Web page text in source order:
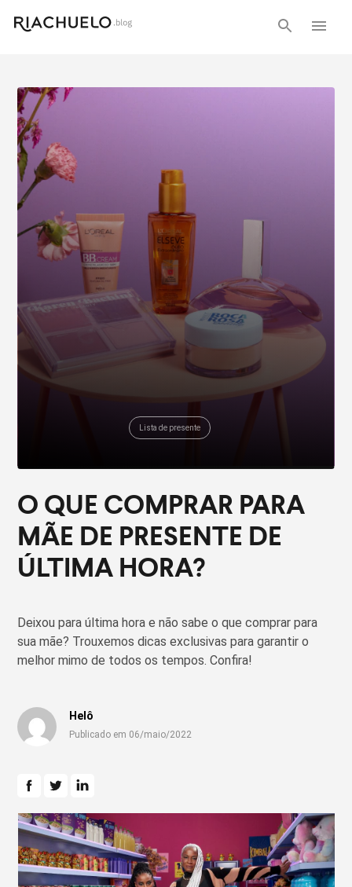
Lista de presente
O QUE COMPRAR PARA
MÃE DE PRESENTE DE
ÚLTIMA HORA?
Deixou para última hora e não sabe o que comprar para
sua mãe? Trouxemos dicas exclusivas para garantir o
melhor mimo de todos os tempos. Confira!
Helô
Publicado em 06/maio/2022